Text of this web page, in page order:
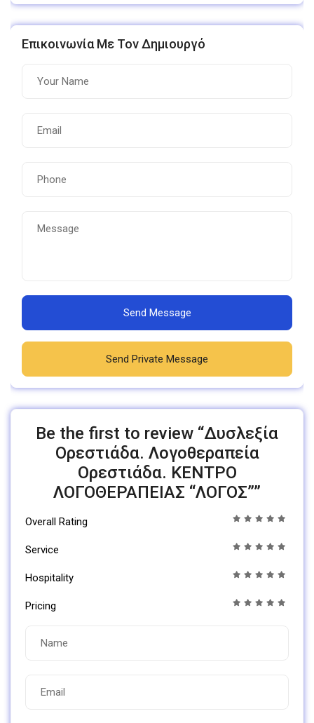
Επικοινωνία Με Τον Δημιουργό
Send Message
Send Private Message
Be the first to review “Δυσλεξία
Ορεστιάδα. Λογοθεραπεία
Ορεστιάδα. ΚΕΝΤΡΟ
ΛΟΓΟΘΕΡΑΠΕΙΑΣ “ΛΟΓΟΣ””
Overall Rating
Service
Hospitality
Pricing